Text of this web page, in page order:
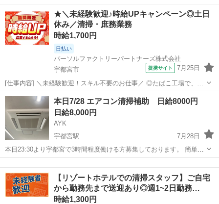
*********************************************************** ２０２４年５月末
に入った２４歳のスタ...
宇都宮市 宇都宮駅 清掃 スタッフ
★＼未経験歓迎♪時給UPキャンペーン◎土日
休み／清掃・庶務業務
時給1,700円
日払い
パーソルファクトリーパートナーズ株式会社
宇都宮市
提携サイト 7月25日
[仕事内容] ＼未経験歓迎！スキル不要のお仕事／ ◎たばこ工場で、清
掃や作業服のメンテナンス、庶務業務をお任せします！ ◎クリーンル
ームでの作業なので環境も快適♪無理なく働けます。 ◎特別なスキル
や経験は不要！未経験からでも...
栃木 宇都宮市
本日7/28 エアコン清掃補助 日給8000円
日給8,000円
AYK
宇都宮駅
7月28日
本日23:30より宇都宮で3時間程度働ける方募集しております。 簡単な
作業なので女性でも大丈夫です🙆 よろしくお願いします🙇
【リゾートホテルでの清掃スタッフ】ご自宅
から勤務先まで送迎あり◎週1~2日勤務…
時給1,300円